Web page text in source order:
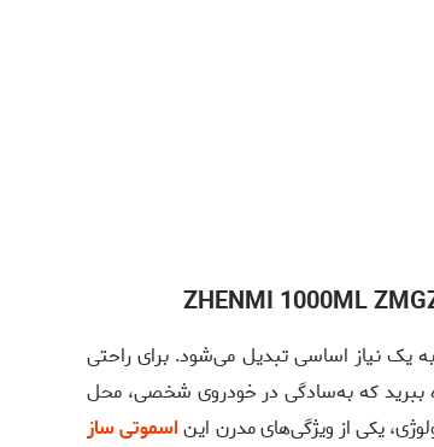
یک نیاز اساسی تبدیل می‌شود. برای راحتی
ببرید که به‌سادگی در خودروی شخصی، محل
یکی از ویژگی‌های مدرن ایناسموتی ساز